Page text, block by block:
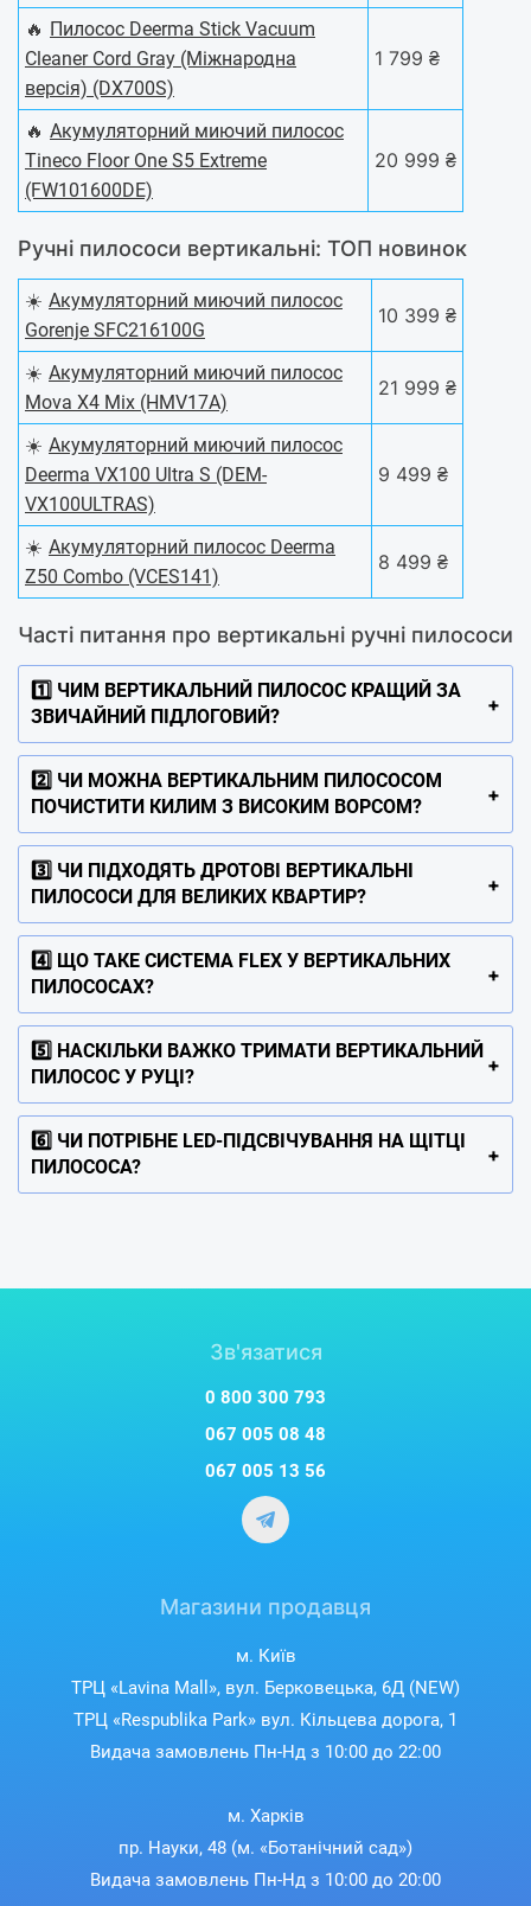
🔥 Пилосос Deerma Stick Vacuum
Cleaner Cord Gray (Міжнародна
версія) (DX700S)
1 799 ₴
🔥 Акумуляторний миючий пилосос
Tineco Floor One S5 Extreme
(FW101600DE)
20 999 ₴
Ручні пилососи вертикальні: ТОП новинок
☀️ Акумуляторний миючий пилосос
Gorenje SFC216100G
10 399 ₴
☀️ Акумуляторний миючий пилосос
Mova X4 Mix (HMV17A)
21 999 ₴
☀️ Акумуляторний миючий пилосос
Deerma VX100 Ultra S (DEM-
VX100ULTRAS)
9 499 ₴
☀️ Акумуляторний пилосос Deerma
Z50 Combo (VCES141)
8 499 ₴
Часті питання про вертикальні ручні пилососи
1️⃣ ЧИМ ВЕРТИКАЛЬНИЙ ПИЛОСОС КРАЩИЙ ЗА
ЗВИЧАЙНИЙ ПІДЛОГОВИЙ?
2️⃣ ЧИ МОЖНА ВЕРТИКАЛЬНИМ ПИЛОСОСОМ
ПОЧИСТИТИ КИЛИМ З ВИСОКИМ ВОРСОМ?
3️⃣ ЧИ ПІДХОДЯТЬ ДРОТОВІ ВЕРТИКАЛЬНІ
ПИЛОСОСИ ДЛЯ ВЕЛИКИХ КВАРТИР?
4️⃣ ЩО ТАКЕ СИСТЕМА FLEX У ВЕРТИКАЛЬНИХ
ПИЛОСОСАХ?
5️⃣ НАСКІЛЬКИ ВАЖКО ТРИМАТИ ВЕРТИКАЛЬНИЙ
ПИЛОСОС У РУЦІ?
6️⃣ ЧИ ПОТРІБНЕ LED-ПІДСВІЧУВАННЯ НА ЩІТЦІ
ПИЛОСОСА?
Зв'язатися
0 800 300 793
067 005 08 48
067 005 13 56
Магазини продавця
м. Київ
ТРЦ «Lavina Mall», вул. Берковецька, 6Д (NEW)
ТРЦ «Respublika Park» вул. Кільцева дорога, 1
Видача замовлень Пн-Нд з 10:00 до 22:00
м. Харків
пр. Науки, 48 (м. «Ботанічний сад»)
Видача замовлень Пн-Нд з 10:00 до 20:00